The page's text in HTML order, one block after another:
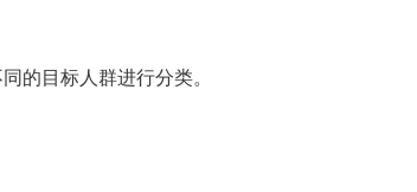
的目标人群进行分类。